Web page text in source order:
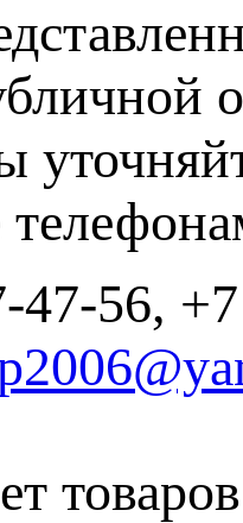
47-56,
товаров